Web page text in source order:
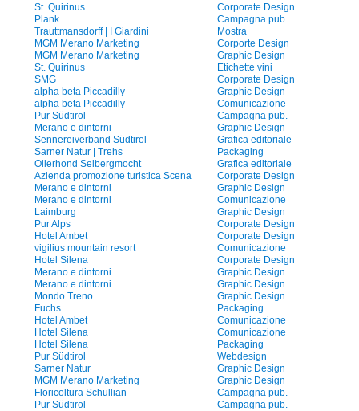
St. Quirinus
Corporate Design
Plank
Campagna pub.
Trauttmansdorff | I Giardini
Mostra
MGM Merano Marketing
Corporte Design
MGM Merano Marketing
Graphic Design
St. Quirinus
Etichette vini
SMG
Corporate Design
alpha beta Piccadilly
Graphic Design
alpha beta Piccadilly
Comunicazione
Pur Südtirol
Campagna pub.
Merano e dintorni
Graphic Design
Sennereiverband Südtirol
Grafica editoriale
Sarner Natur | Trehs
Packaging
Ollerhond Selbergmocht
Grafica editoriale
Azienda promozione turistica Scena
Corporate Design
Merano e dintorni
Graphic Design
Merano e dintorni
Comunicazione
Laimburg
Graphic Design
Pur Alps
Corporate Design
Hotel Ambet
Corporate Design
vigilius mountain resort
Comunicazione
Hotel Silena
Corporate Design
Merano e dintorni
Graphic Design
Merano e dintorni
Graphic Design
Mondo Treno
Graphic Design
Fuchs
Packaging
Hotel Ambet
Comunicazione
Hotel Silena
Comunicazione
Hotel Silena
Packaging
Pur Südtirol
Webdesign
Sarner Natur
Graphic Design
MGM Merano Marketing
Graphic Design
Floricoltura Schullian
Campagna pub.
Pur Südtirol
Campagna pub.